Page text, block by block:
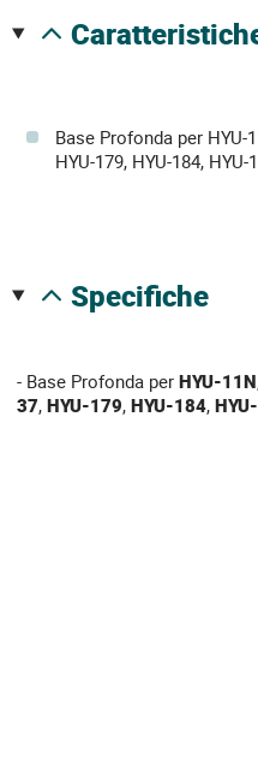
Base Profonda per HYU-
HYU-179, HYU-184, HYU-
specifiche
- Base Profonda per HYU-11N
37, HYU-179, HYU-184,